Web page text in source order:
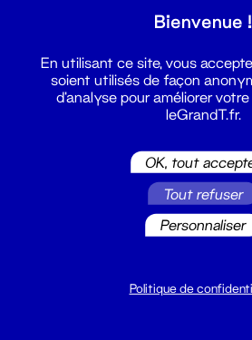
Du lundi au vendredi 14h → 18h
Bienvenue !
En utilisant ce site, vous
soient utilisés de façon
d'analyse pour améliorer
leGrandT.fr.
OK, tout
Tout refuser
Personnaliser
Politique de